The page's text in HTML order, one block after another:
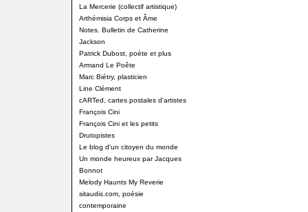
La Mercerie (collectif artistique)
Arthémisia Corps et Âme
Notes. Bulletin de Catherine
Jackson
Patrick Dubost, poète et plus
Armand Le Poête
Marc Biétry, plasticien
Line Clément
cARTed, cartes postales d'artistes
François Cini
François Cini et les petits
Drutopistes
Le blog d'un citoyen du monde
Un monde heureux par Jacques
Bonnot
Melody Haunts My Reverie
sitaudis.com, poésie
contemporaine